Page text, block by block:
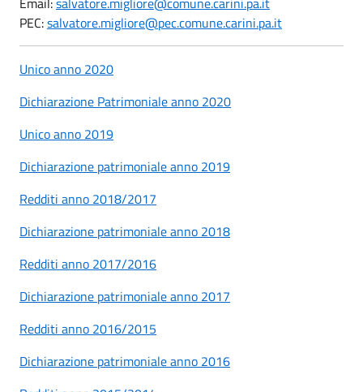
PEC:salvatore.migliore@pec.comune.carini.pa.it
Unico anno 2020
Dichiarazione Patrimoniale anno 2020
Unico anno 2019
Dichiarazione patrimoniale anno 2019
Redditi anno 2018/2017
Dichiarazione patrimoniale anno 2018
Redditi anno 2017/2016
Dichiarazione patrimoniale anno 2017
Redditi anno 2016/2015
Dichiarazione patrimoniale anno 2016